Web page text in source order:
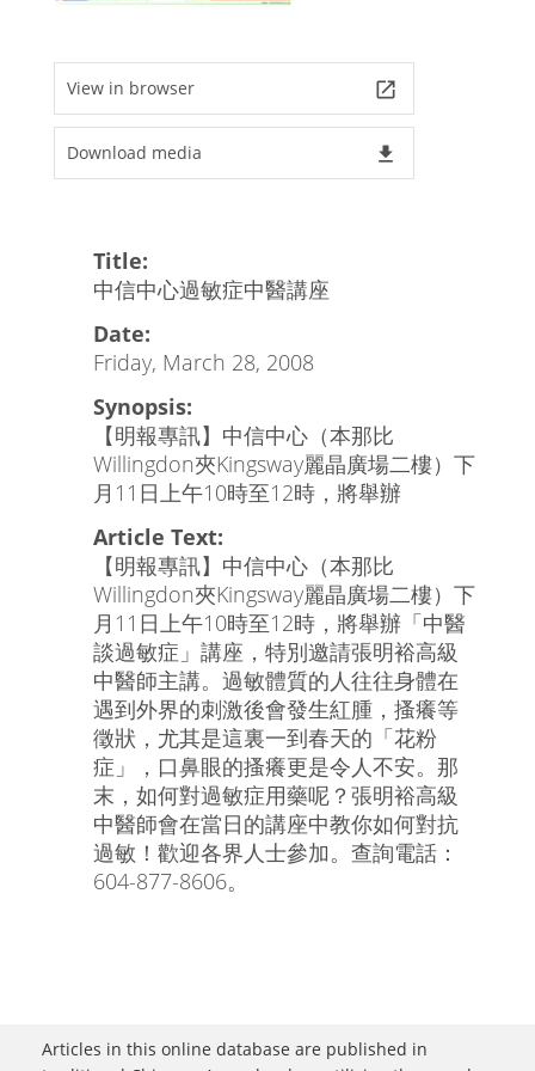
View in browser launch
Download media file_download
Title:
中信中心過敏症中醫講座
Date:
Friday, March 28, 2008
Synopsis:
【明報專訊】中信中心（本那比
Willingdon夾Kingsway麗晶廣場二樓）下
月11日上午10時至12時，將舉辦
Article Text:
【明報專訊】中信中心（本那比
Willingdon夾Kingsway麗晶廣場二樓）下
月11日上午10時至12時，將舉辦「中醫
談過敏症」講座，特別邀請張明裕高級
中醫師主講。過敏體質的人往往身體在
遇到外界的刺激後會發生紅腫，搔癢等
徵狀，尤其是這裏一到春天的「花粉
症」，口鼻眼的搔癢更是令人不安。那
末，如何對過敏症用藥呢？張明裕高級
中醫師會在當日的講座中教你如何對抗
過敏！歡迎各界人士參加。查詢電話：
604-877-8606。
Articles in this online database are published in